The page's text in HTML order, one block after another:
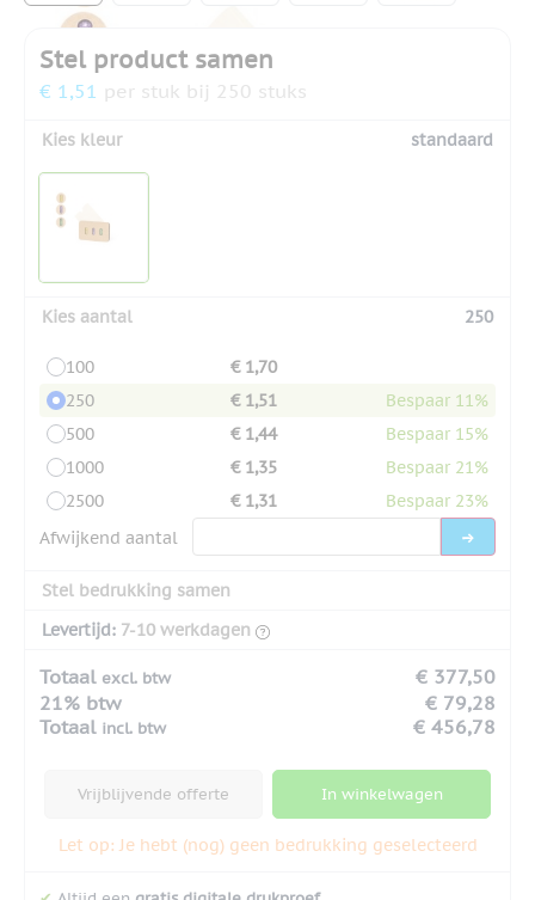
Stel product samen
€ 1,51 per stuk bij 250 stuks
Kies kleur standaard
Kies aantal 250
100
€ 1,70
250
€ 1,51
Bespaar 11%
500
€ 1,44
Bespaar 15%
1000
€ 1,35
Bespaar 21%
2500
€ 1,31
Bespaar 23%
Afwijkend aantal
Stel bedrukking samen
Levertijd: 7-10 werkdagen
Totaal excl. btw
€ 377,50
21% btw
€ 79,28
Totaal incl. btw € 456,78
Vrijblijvende offerte In winkelwagen
Let op: Je hebt (nog) geen bedrukking geselecteerd